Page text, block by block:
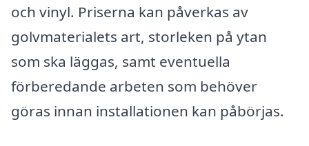
och vinyl. Priserna kan påverkas av
golvmaterialets art, storleken på ytan
som ska läggas, samt eventuella
förberedande arbeten som behöver
göras innan installationen kan påbörjas.